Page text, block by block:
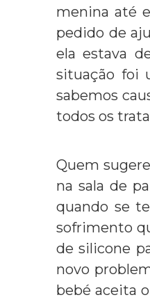
menina até
pedido de
ela estava
situação foi
sabemos
todos os
Quem
na sala de
quando se
sofrimento
de silicone
novo
bebé aceita